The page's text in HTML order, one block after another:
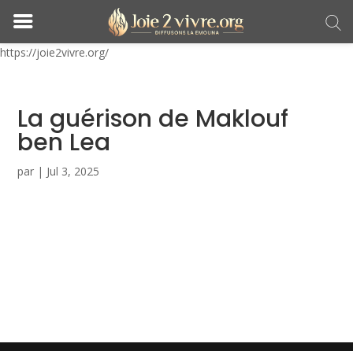
https://joie2vivre.org/
La guérison de Maklouf
ben Lea
par | Jul 3, 2025